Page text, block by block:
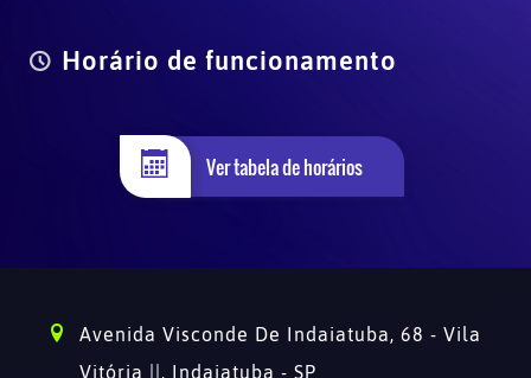
Horário de funcionamento
Ver tabela de horários
Avenida Visconde De Indaiatuba, 68 - Vila
Vitória ||, Indaiatuba - SP